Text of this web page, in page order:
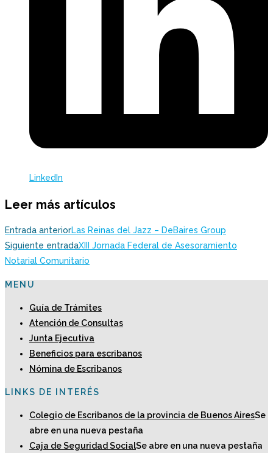
LinkedIn
Leer más artículos
Entrada anteriorLas Reinas del Jazz – DeBaires Group
Siguiente entradaXIII Jornada Federal de Asesoramiento
Notarial Comunitario
MENU
Guía de Trámites
Atención de Consultas
Junta Ejecutiva
Beneficios para escribanos
Nómina de Escribanos
LINKS DE INTERÉS
Colegio de Escribanos de la provincia de Buenos AiresSe
abre en una nueva pestaña
Caja de Seguridad SocialSe abre en una nueva pestaña